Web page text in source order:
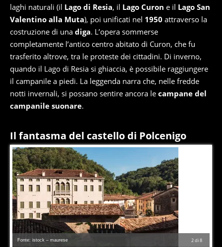
laghi naturali (il Lago di Resia, il Lago Curon e il Lago San
Valentino alla Muta), poi unificati nel 1950 attraverso la
costruzione di una diga. L’opera sommerse
completamente l’antico centro abitato di Curon, che fu
trasferito altrove, tra le proteste dei cittadini. Di inverno,
quando il Lago di Resia si ghiaccia, è possibile raggiungere
il campanile a piedi. La leggenda narra che, nelle fredde
notti invernali, si possano sentire ancora le campane del
campanile suonare.
Il fantasma del castello di Polcenigo
2di8
Fonte: istock – maurese